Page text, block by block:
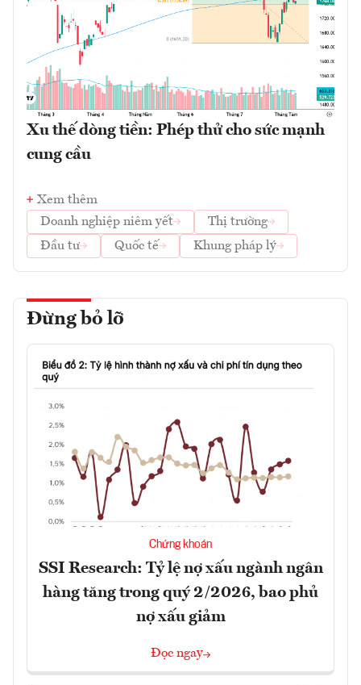
Xu thế dòng tiền: Phép thử cho sức mạnh
cung cầu
Xem thêm
Doanh nghiệp niêm yết
Thị trường
Đầu tư
Quốc tế Khung pháp lý
Đừng bỏ lỡ
Chứng khoán
SSI Research: Tỷ lệ nợ xấu ngành ngân
hàng tăng trong quý 2/2026, bao phủ
nợ xấu giảm
Đọc ngay